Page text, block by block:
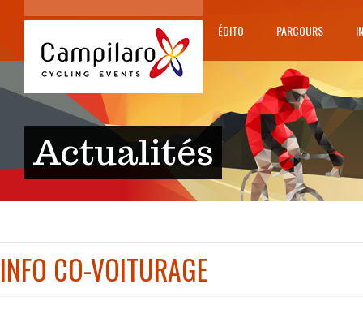
ÉDITO PARCOURS
Actualités
INFO CO-VOITURAGE